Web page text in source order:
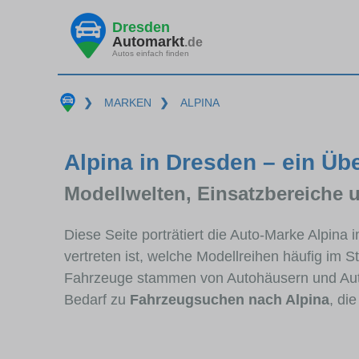
Dresden
Automarkt.de
Autos einfach finden
❯ MARKEN ❯ ALPINA
Alpina in Dresden – ein
Modellwelten, Einsatzbereiche
Diese Seite porträtiert die Auto-Marke Alpina
vertreten ist, welche Modellreihen häufig im
Fahrzeuge stammen von Autohäusern und
Bedarf zu Fahrzeugsuchen nach Alpina,